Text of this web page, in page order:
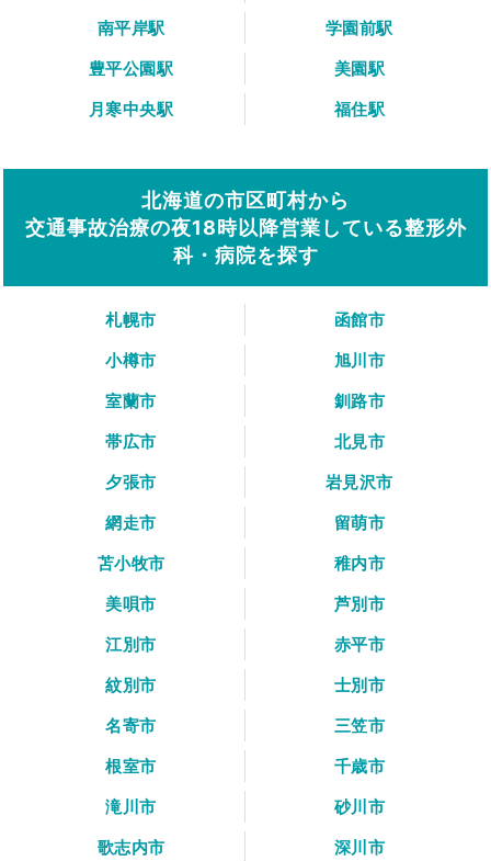
南平岸駅
学園前駅
豊平公園駅
美園駅
月寒中央駅
福住駅
北海道の市区町村から
交通事故治療の夜18時以降営業している整形外
科・病院を探す
札幌市
函館市
小樽市
旭川市
室蘭市
釧路市
帯広市
北見市
夕張市
岩見沢市
網走市
留萌市
苫小牧市
稚内市
美唄市
芦別市
江別市
赤平市
紋別市
士別市
名寄市
三笠市
根室市
千歳市
滝川市
砂川市
歌志内市
深川市